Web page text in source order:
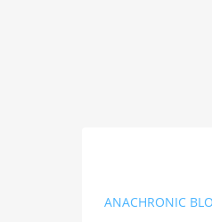
ANACHRONIC